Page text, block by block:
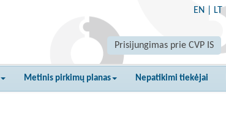
EN LT
Prisijungimas prie CVP IS
Metinis pirkimų planas Nepatikimi tiekėjai